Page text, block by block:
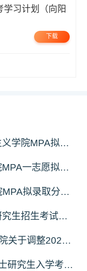
下载
2026北京林业大学马克思主义学院MPA拟录取分析解读
2026北京科技大学文法学院MPA一志愿拟录取分析解读
2026北京化工大学文法学院MPA拟录取分析解读
关于调整我院2027年硕士研究生招生考试科目及参考书的通知
中国农业大学人文与发展学院关于调整2027年硕士研究生招生考试初试科目的通知
关于哲学与公共管理学院硕士研究生入学考试（初试） 考试科目及参考书目变更的通知（二）